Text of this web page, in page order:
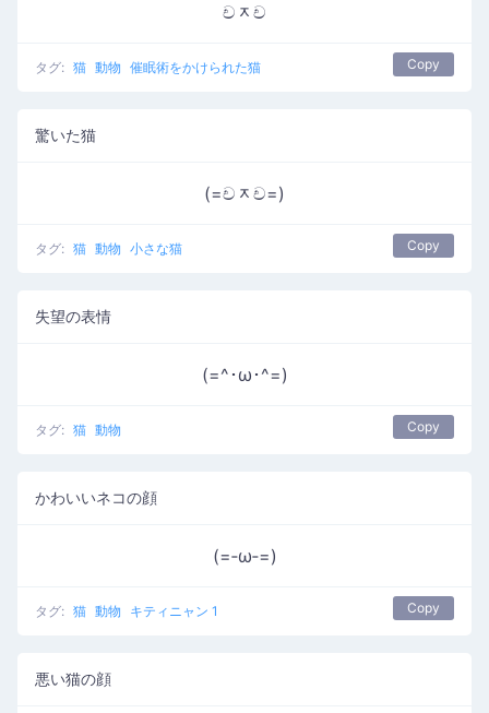
චᆽච
タグ: 猫 動物 催眠術をかけられた猫 Copy
驚いた猫
(=චᆽච=)
タグ: 猫 動物 小さな猫 Copy
失望の表情
(=^･ω･^=)
タグ: 猫 動物 Copy
かわいいネコの顔
(=‐ω‐=)
タグ: 猫 動物 キティニャン 1 Copy
悪い猫の顔